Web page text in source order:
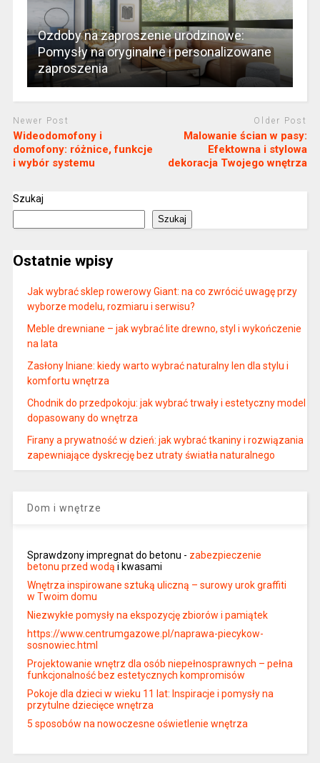
Ozdoby na zaproszenie urodzinowe:
Pomysły na oryginalne i personalizowane
zaproszenia
Newer Post
Wideodomofony i
domofony: różnice, funkcje
i wybór systemu
Older Post
Malowanie ścian w pasy:
Efektowna i stylowa
dekoracja Twojego wnętrza
Szukaj
Szukaj
Ostatnie wpisy
Jak wybrać sklep rowerowy Giant: na co zwrócić uwagę przy
wyborze modelu, rozmiaru i serwisu?
Meble drewniane – jak wybrać lite drewno, styl i wykończenie
na lata
Zasłony lniane: kiedy warto wybrać naturalny len dla stylu i
komfortu wnętrza
Chodnik do przedpokoju: jak wybrać trwały i estetyczny model
dopasowany do wnętrza
Firany a prywatność w dzień: jak wybrać tkaniny i rozwiązania
zapewniające dyskrecję bez utraty światła naturalnego
Dom i wnętrze
Sprawdzony impregnat do betonu - zabezpieczenie
betonu przed wodą i kwasami
Wnętrza inspirowane sztuką uliczną – surowy urok graffiti
w Twoim domu
Niezwykłe pomysły na ekspozycję zbiorów i pamiątek
https://www.centrumgazowe.pl/naprawa-piecykow-
sosnowiec.html
Projektowanie wnętrz dla osób niepełnosprawnych – pełna
funkcjonalność bez estetycznych kompromisów
Pokoje dla dzieci w wieku 11 lat: Inspiracje i pomysły na
przytulne dziecięce wnętrza
5 sposobów na nowoczesne oświetlenie wnętrza